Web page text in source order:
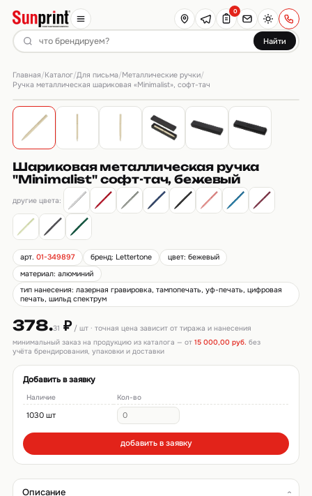
Найти
0
Главная/Каталог/Для письма/Металлические ручки/
Ручка металлическая шариковая «Minimalist», софт-тач
Шариковая металлическая ручка
"Minimalist" софт-тач, бежевый
другие цвета:
арт.01-349897 бренд: Lettertone
цвет: бежевый
материал: алюминий
тип нанесения: лазерная гравировка, тампопечать, уф-печать, цифровая
печать, шильд спектрум
378.31 ₽/ шт · точная цена зависит от тиража и нанесения
минимальный заказ на продукцию из каталога — от 15 000,00 руб. без
учёта брендирования, упаковки и доставки
Добавить в заявку
Наличие Кол-во
1030 шт
добавить в заявку
Описание